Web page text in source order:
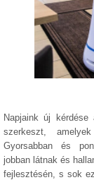
Napjaink új kérdése
szerkeszt,
Gyorsabban és
jobban látnak és
fejlesztésén, s sok